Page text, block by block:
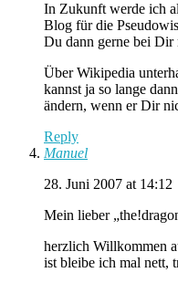
In Zukunft werde ich
Blog für die
Du dann gerne bei Dir
Über Wikipedia
kannst ja so lange
ändern, wenn er Dir
Reply
Manuel
28. Juni 2007 at 14:12
Mein lieber
herzlich Willkommen
ist bleibe ich mal nett,